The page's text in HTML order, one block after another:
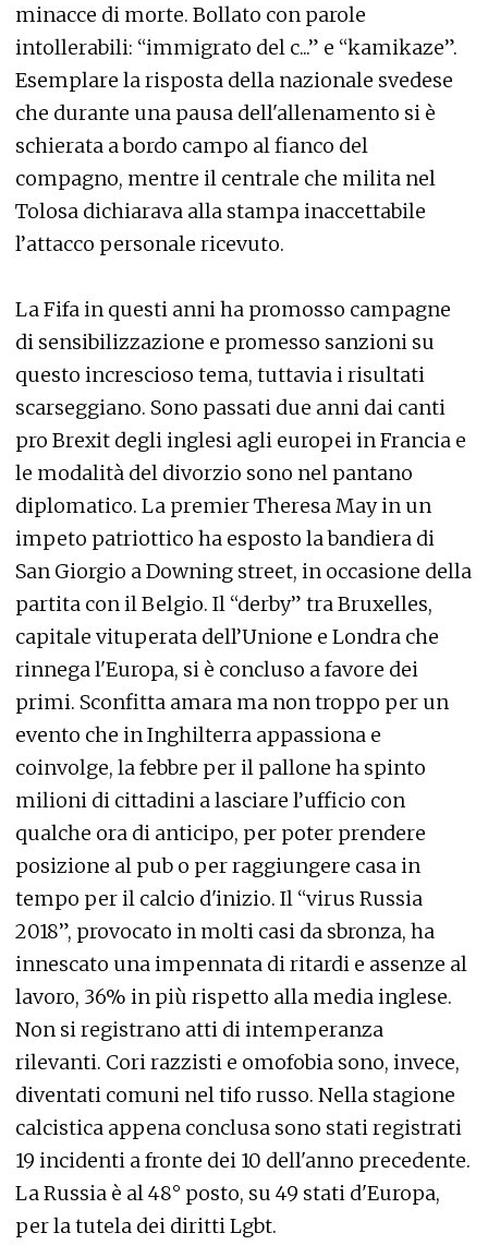
minacce di morte. Bollato con parole
intollerabili: “immigrato del c...” e “kamikaze”.
Esemplare la risposta della nazionale svedese
che durante una pausa dell'allenamento si è
schierata a bordo campo al fianco del
compagno, mentre il centrale che milita nel
Tolosa dichiarava alla stampa inaccettabile
l’attacco personale ricevuto.
La Fifa in questi anni ha promosso campagne
di sensibilizzazione e promesso sanzioni su
questo increscioso tema, tuttavia i risultati
scarseggiano. Sono passati due anni dai canti
pro Brexit degli inglesi agli europei in Francia e
le modalità del divorzio sono nel pantano
diplomatico. La premier Theresa May in un
impeto patriottico ha esposto la bandiera di
San Giorgio a Downing street, in occasione della
partita con il Belgio. Il “derby” tra Bruxelles,
capitale vituperata dell’Unione e Londra che
rinnega l'Europa, si è concluso a favore dei
primi. Sconfitta amara ma non troppo per un
evento che in Inghilterra appassiona e
coinvolge, la febbre per il pallone ha spinto
milioni di cittadini a lasciare l’ufficio con
qualche ora di anticipo, per poter prendere
posizione al pub o per raggiungere casa in
tempo per il calcio d'inizio. Il “virus Russia
2018”, provocato in molti casi da sbronza, ha
innescato una impennata di ritardi e assenze al
lavoro, 36% in più rispetto alla media inglese.
Non si registrano atti di intemperanza
rilevanti. Cori razzisti e omofobia sono, invece,
diventati comuni nel tifo russo. Nella stagione
calcistica appena conclusa sono stati registrati
19 incidenti a fronte dei 10 dell'anno precedente.
La Russia è al 48° posto, su 49 stati d'Europa,
per la tutela dei diritti Lgbt.